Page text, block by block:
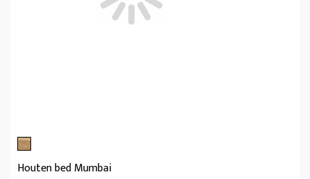
Houten bed Mumbai